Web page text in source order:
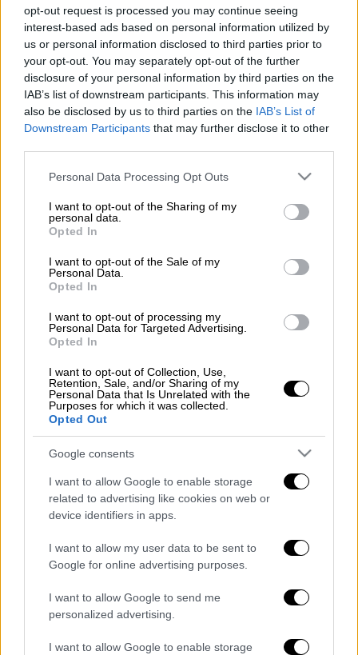
opt-out request is processed you may continue seeing
interest-based ads based on personal information utilized by
us or personal information disclosed to third parties prior to
your opt-out. You may separately opt-out of the further
disclosure of your personal information by third parties on the
IAB’s list of downstream participants. This information may
also be disclosed by us to third parties on the IAB’s List of
Downstream Participants that may further disclose it to other
Please note that this website/app uses one or more Google
not limited to your visit or usage behaviour. You may click to
grant or deny consent to Google and its third-party tags to
use your data for below specified purposes in below Google
consent section.
Personal Data Processing Opt Outs
I want to opt-out of the Sharing of my
personal data.
Opted In
I want to opt-out of the Sale of my
Personal Data.
Opted In
I want to opt-out of processing my
Personal Data for Targeted Advertising.
Opted In
I want to opt-out of Collection, Use,
Retention, Sale, and/or Sharing of my
Personal Data that Is Unrelated with the
Purposes for which it was collected.
Opted Out
Google consents
I want to allow Google to enable storage
related to advertising like cookies on web or
device identifiers in apps.
I want to allow my user data to be sent to
Google for online advertising purposes.
I want to allow Google to send me
personalized advertising.
I want to allow Google to enable storage
ΤΥΠΟΥ ΓΕΝΙΚΟΥ ΕΠΙΤΕΛΕΙΟΥ ΣΤΡΑΤΟΥ/EUROKINISSI)
Προσθέστε το ΕΘΝΟΣ στη Google
ΤοΣχολείο Βασικής Εκπαίδευσης
Αλεξιπτωτιστή(ΣΒΕΑ), με τησυμμετοχή 11
Επιτελείου Εθνικής Φρουράς
πραγματοποιήθηκε από 17 Φεβρουαρίου έως
9 Μαΐου, στην έδρα της Σχολής
Αττικής.
ΔΙΑΒΑΣΤΕ ΕΠΙΣΗΣ
Ελλάδα|13.05.2025 17:39
Η ακτινογραφία του πορίσματος του
ΕΜΠ για το δυστύχημα των Τεμπών:
Τα έλαια σιλικόνης και το ηλεκτρικό
τόξο
Στις 9 Μαΐου, έλαβε χώρα στη ΣΧΑΛ,
Ειδικών Δυνάμεων του ΓΕΣ (ΓΕΣ/ΔΕΔ)
ταξίαρχου Χρήστου Σπανίδη,η τελετή
απονομής πτυχίων και διακριτικών
πτερύγων Αλεξιπτωτιστή στατικού ιμάντα
στους αποφοιτήσαντες του Σχολείου.